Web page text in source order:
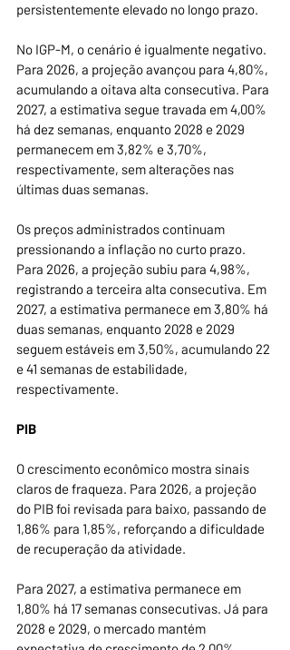
persistentemente elevado no longo prazo.
No IGP-M, o cenário é igualmente negativo.
Para 2026, a projeção avançou para 4,80%,
acumulando a oitava alta consecutiva. Para
2027, a estimativa segue travada em 4,00%
há dez semanas, enquanto 2028 e 2029
permanecem em 3,82% e 3,70%,
respectivamente, sem alterações nas
últimas duas semanas.
Os preços administrados continuam
pressionando a inflação no curto prazo.
Para 2026, a projeção subiu para 4,98%,
registrando a terceira alta consecutiva. Em
2027, a estimativa permanece em 3,80% há
duas semanas, enquanto 2028 e 2029
seguem estáveis em 3,50%, acumulando 22
e 41 semanas de estabilidade,
respectivamente.
PIB
O crescimento econômico mostra sinais
claros de fraqueza. Para 2026, a projeção
do PIB foi revisada para baixo, passando de
1,86% para 1,85%, reforçando a dificuldade
de recuperação da atividade.
Para 2027, a estimativa permanece em
1,80% há 17 semanas consecutivas. Já para
2028 e 2029, o mercado mantém